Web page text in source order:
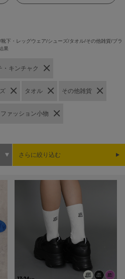
下・レッグウェア/シューズ/タオル/その他雑貨/ブラ
果
・キンチャク
タオル その他雑貨
ファッション小物
さらに絞り込む